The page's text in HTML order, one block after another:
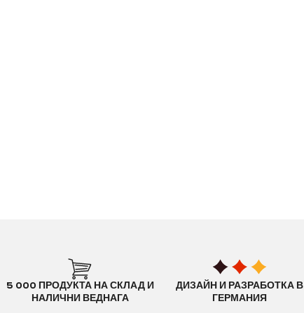
5 000 ПРОДУКТА НА СКЛАД И
НАЛИЧНИ ВЕДНАГА
ДИЗАЙН И РАЗРАБОТКА В
ГЕРМАНИЯ